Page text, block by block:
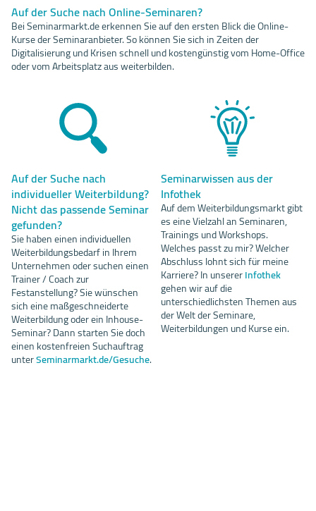
Auf der Suche nach Online-Seminaren?
Bei Seminarmarkt.de erkennen Sie auf den ersten Blick die Online-
Kurse der Seminaranbieter. So können Sie sich in Zeiten der
Digitalisierung und Krisen schnell und kostengünstig vom Home-Office
oder vom Arbeitsplatz aus weiterbilden.
Auf der Suche nach
individueller Weiterbildung?
Nicht das passende Seminar
gefunden?
Sie haben einen individuellen
Weiterbildungsbedarf in Ihrem
Unternehmen oder suchen einen
Trainer / Coach zur
Festanstellung? Sie wünschen
sich eine maßgeschneiderte
Weiterbildung oder ein Inhouse-
Seminar? Dann starten Sie doch
einen kostenfreien Suchauftrag
unterSeminarmarkt.de/Gesuche.
Seminarwissen aus der
Infothek
Auf dem Weiterbildungsmarkt gibt
es eine Vielzahl an Seminaren,
Trainings und Workshops.
Welches passt zu mir? Welcher
Abschluss lohnt sich für meine
Karriere? In unsererInfothek
gehen wir auf die
unterschiedlichsten Themen aus
der Welt der Seminare,
Weiterbildungen und Kurse ein.